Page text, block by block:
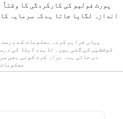
پورٹ فولیو کی کارکردگی کا
اندازہ لگایا جاتا ہے کہ سرمایہ
یہاں فراہم کردہ معلومات کے
کوششیں کی گئی ہیں۔ تاہم، ڈیٹا کی
دی جاتی ہے۔ براہ کرم کوئی بھی